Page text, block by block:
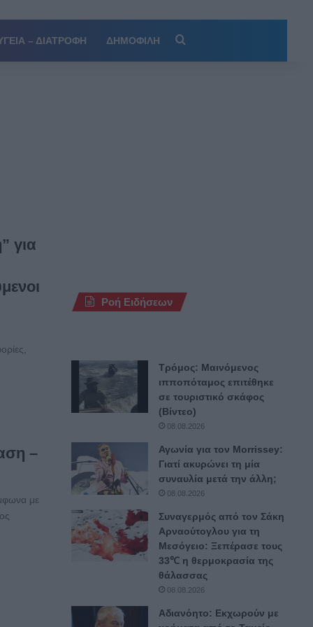
– ΔΙΑΤΡΟΦΗ ΔΗΜΟΦΙΛΗ
για
–
με
Ροή Ειδήσεων
Τρόμος: Μαινόμενος
ιπποπόταμος επιτέθηκε
σε τουριστικό σκάφος
(Βίντεο)
08.08.2026
Αγωνία για τον Morrissey:
Γιατί ακυρώνει τη μία
συναυλία μετά την άλλη;
08.08.2026
Συναγερμός από τον Σάκη
Αρναούτογλου για τη
Μεσόγειο: Ξεπέρασε τους
33℃ η θερμοκρασία της
θάλασσας
08.08.2026
Αδιανόητο: Εκχωρούν με